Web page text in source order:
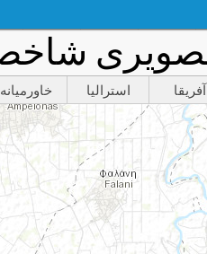
آفریقا استرالیا خاورمیانه